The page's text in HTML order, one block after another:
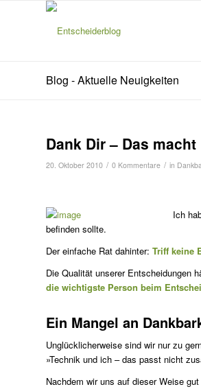
Blog - Aktuelle Neuigkeiten
Dank Dir – Das
20. Oktober 2010 / 0 Kommentare / in
Ich
befinden sollte.
Der einfache Rat dahinter: Triff keine
Die Qualität unserer Entscheidungen
die wichtigste Person beim
Ein Mangel an
Unglücklicherweise sind wir nur zu
»Technik und ich – das passt nicht
Nachdem wir uns auf dieser Weise